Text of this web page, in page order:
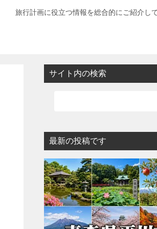
旅行計画に役立つ情報を総合的にご紹介して
サイト内の検索
最新の投稿です